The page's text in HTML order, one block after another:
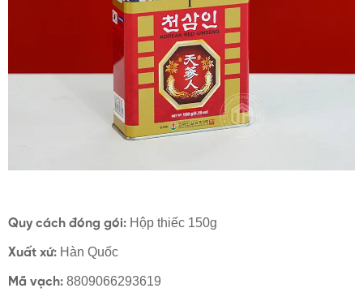
Quy cách đóng gói: Hộp thiếc 150g
Xuất xứ: Hàn Quốc
Mã vạch: 8809066293619